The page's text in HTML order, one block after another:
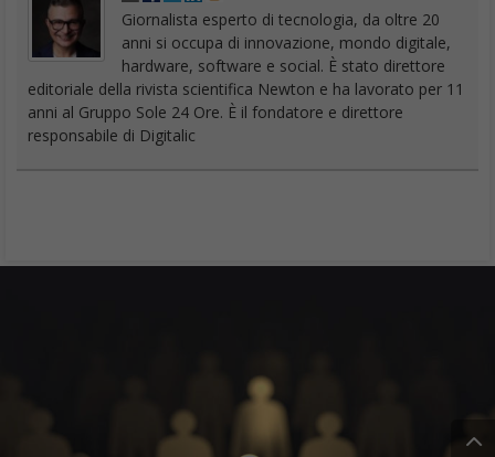
Giornalista esperto di tecnologia, da oltre 20
anni si occupa di innovazione, mondo digitale,
hardware, software e social. È stato direttore
editoriale della rivista scientifica Newton e ha lavorato per 11
anni al Gruppo Sole 24 Ore. È il fondatore e direttore
responsabile di Digitalic